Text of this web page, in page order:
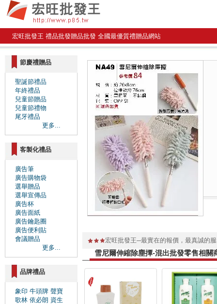
宏旺批發王 禮品批發贈品批發 全國最優質禮贈品網站
節慶禮贈品
聖誕節禮品
年終禮品
兒童節贈品
兒童節禮物
尾牙禮品
更多...
客製化禮品
廣告筆
廣告購物袋
選舉贈品
選舉宣傳品
廣告杯
廣告面紙
廣告鑰匙圈
廣告便利貼
會議贈品
更多...
品牌禮品
象印 牛頭牌 聲寶
歌林 依必朗 資生
宏旺批發王─最實在的報價，最真誠的
雪尼爾伸縮除塵撢-混出批發零售相關